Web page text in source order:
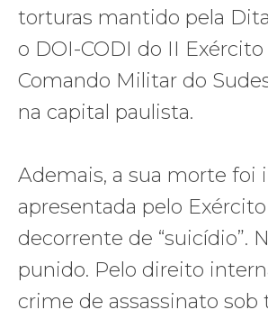
torturas mantido pela
o DOI-CODI do II
Comando Militar do
na capital paulista.
Ademais, a sua morte foi
apresentada pelo
decorrente de “suicídio”.
punido. Pelo direito
crime de assassinato sob